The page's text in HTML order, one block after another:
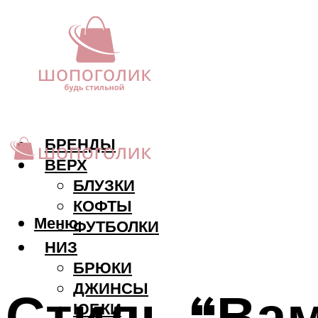
БРЕНДЫ
ВЕРХ
БЛУЗКИ
КОФТЫ
ФУТБОЛКИ
НИЗ
БРЮКИ
ДЖИНСЫ
ЮБКИ
Меню